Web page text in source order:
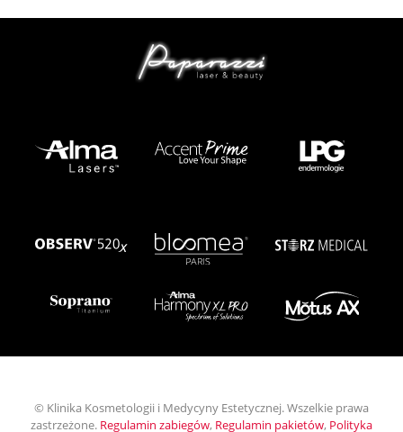
© Klinika Kosmetologii i Medycyny Estetycznej. Wszelkie prawa
zastrzeżone. Regulamin zabiegów, Regulamin pakietów, Polityka